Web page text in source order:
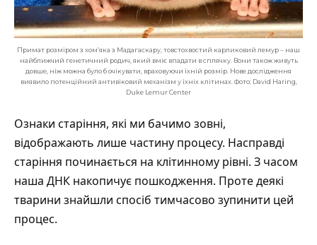
Примат розміром з хом’яка з Мадагаскару, товстохвостий карликовий лемур – наш
найближчий генетичний родич, який вміє впадати в сплячку. Вони також живуть
довше, ніж можна було б очікувати, враховуючи їхній розмір. Нове дослідження
виявило потенційний антивіковий механізм у їхніх клітинах. Фото: David Haring,
Duke Lemur Center
Ознаки старіння, які ми бачимо зовні,
відображають лише частину процесу. Насправді
старіння починається на клітинному рівні. З часом
наша ДНК накопичує пошкодження. Проте деякі
тварини знайшли спосіб тимчасово зупинити цей
процес.